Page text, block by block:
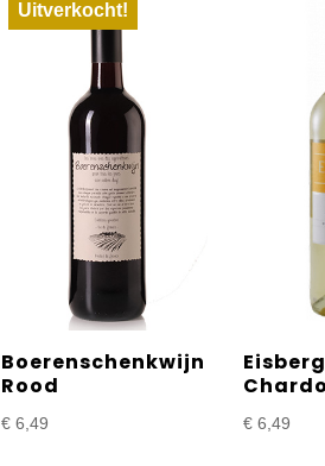
Uitverkocht!
Boerenschenkwijn
Rood
€6,49 € 6,49